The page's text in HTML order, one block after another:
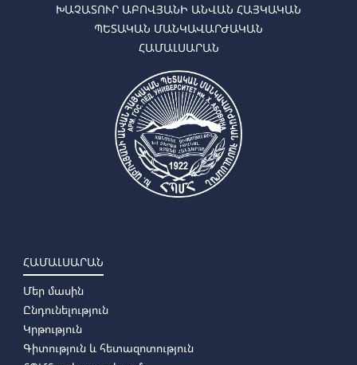
ԽԱՉԱՏՈՒՐ ԱԲՈՎՅԱՆԻ ԱՆՎԱՆ ՀԱՅԿԱԿԱՆ
ՊԵՏԱԿԱՆ ՄԱՆԿԱՎԱՐԺԱԿԱՆ
ՀԱՄԱԼՍԱՐԱՆ
ՀԱՄԱԼՍԱՐԱՆ
Մեր մասին
Ընդունելություն
Կրթություն
Գիտություն և հետազոտություն